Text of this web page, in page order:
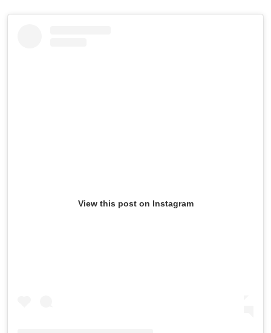
View this post on Instagram